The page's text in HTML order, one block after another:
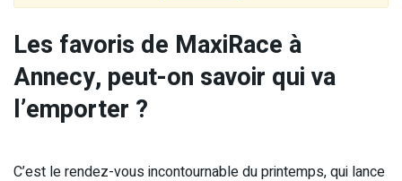
Les favoris de MaxiRace à
Annecy, peut-on savoir qui va
l’emporter ?
C’est le rendez-vous incontournable du printemps, qui lance